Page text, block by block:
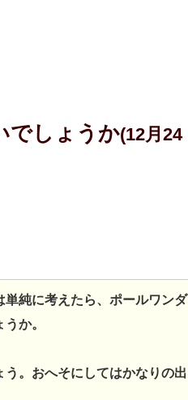
でしょうか(12月24
単純に考えたら、ポールワンダ
か。
。おへそにしてはかなりの出